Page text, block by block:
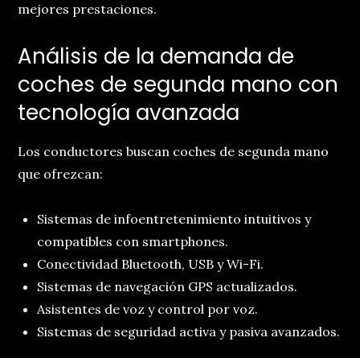
mejores prestaciones.
Análisis de la demanda de
coches de segunda mano con
tecnología avanzada
Los conductores buscan coches de segunda mano
que ofrezcan:
Sistemas de infoentretenimiento intuitivos y
compatibles con smartphones.
Conectividad Bluetooth, USB y Wi-Fi.
Sistemas de navegación GPS actualizados.
Asistentes de voz y control por voz.
Sistemas de seguridad activa y pasiva avanzados.